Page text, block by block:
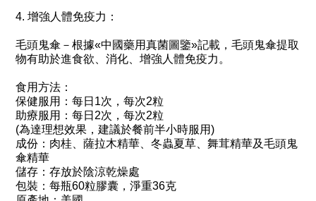
4. 增強人體免疫力：
毛頭鬼傘－根據«中國藥用真菌圖鑒»記載，毛頭鬼傘提取
物有助於進食欲、消化、增強人體免疫力。
食用方法：
保健服用：每日1次，每次2粒
助療服用：每日2次，每次2粒
(為達理想效果，建議於餐前半小時服用)
成份：肉桂、薩拉木精華、冬蟲夏草、舞茸精華及毛頭鬼
傘精華
儲存：存放於陰涼乾燥處
包裝：每瓶60粒膠囊，淨重36克